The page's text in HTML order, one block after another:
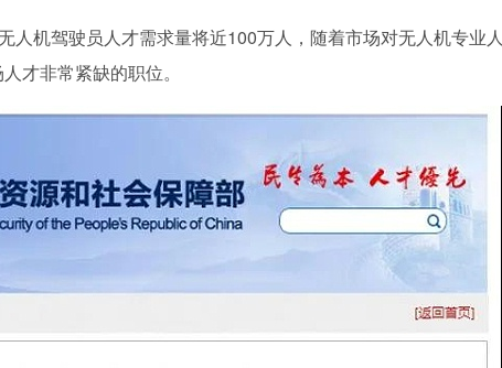
人机驾驶员人才需求量将近100万人，随着市场对无人机专业人
才非常紧缺的职位。